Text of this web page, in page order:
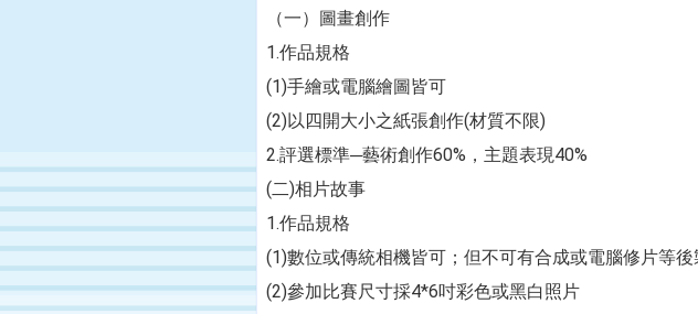
（一） 圖畫創作
1.作品規格
(1)手繪或電腦繪圖皆可
(2)以四開大小之紙張創作(材質不限)
2.評選標準─藝術創作60% ，主題表現40%
(二)相片故事
1.作品規格
(1)數位或傳統相機皆可；但不可有合成或電腦修片等後
(2)參加比賽尺寸採4*6吋彩色或黑白照片